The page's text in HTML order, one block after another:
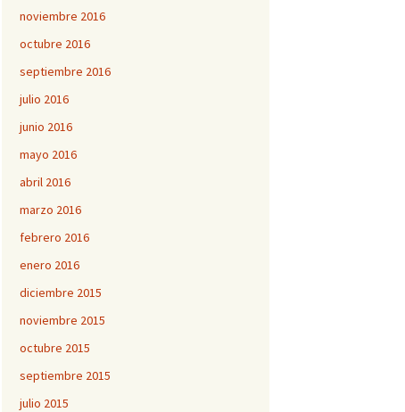
noviembre 2016
octubre 2016
septiembre 2016
julio 2016
junio 2016
mayo 2016
abril 2016
marzo 2016
febrero 2016
enero 2016
diciembre 2015
noviembre 2015
octubre 2015
septiembre 2015
julio 2015